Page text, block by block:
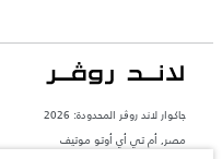
جاكوار لاند روڨر المحدودة: 2026
مصر, أم تي أي أوتو موتيف